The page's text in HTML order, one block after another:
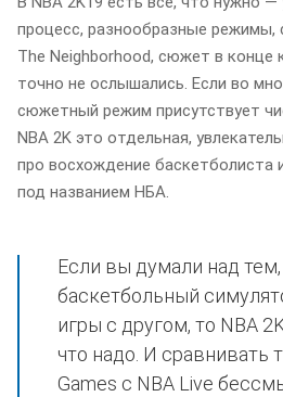
процесс, разнообразные режимы,
The Neighborhood, сюжет в
точно не ослышались. Если во
сюжетный режим присутствует
NBA 2K это отдельная,
про восхождение баскетболиста
под названием НБА.
Если вы думали над
баскетбольный
игры с другом, то NBA
что надо. И сравнивать
Games с NBA Live